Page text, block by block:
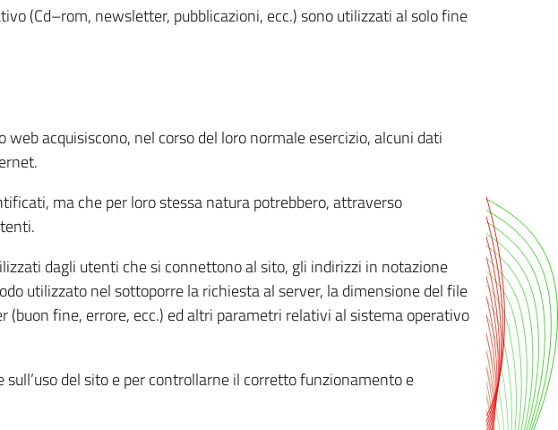
(Cd–rom, newsletter, pubblicazioni, ecc.) sono utilizzati al solo fine
acquisiscono, nel corso del loro normale esercizio, alcuni dati
ma che per loro stessa natura potrebbero, attraverso
dagli utenti che si connettono al sito, gli indirizzi in notazione
utilizzato nel sottoporre la richiesta al server, la dimensione del file
fine, errore, ecc.) ed altri parametri relativi al sistema operativo
del sito e per controllarne il corretto funzionamento e